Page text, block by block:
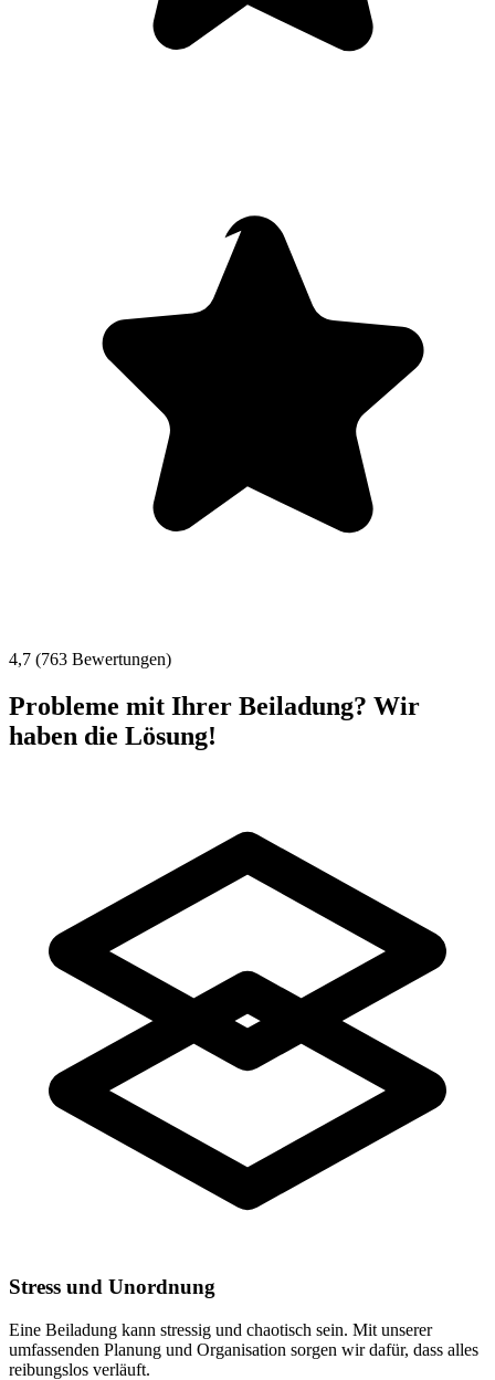
4,7 (763 Bewertungen)
Probleme mit Ihrer Beiladung? Wir
haben die Lösung!
Stress und Unordnung
Eine Beiladung kann stressig und chaotisch sein. Mit unserer
umfassenden Planung und Organisation sorgen wir dafür, dass alles
reibungslos verläuft.